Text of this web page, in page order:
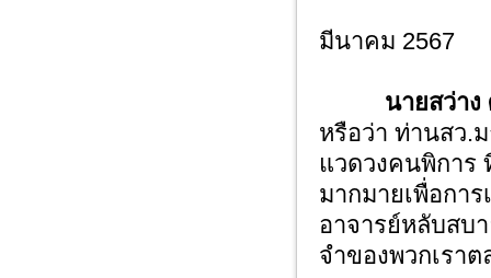
มีนาคม 2567
นายสว่า
หรือว่า ท่านสว.
แวดวงคนพิการ
มากมายเพื่อกา
อาจารย์หลับสบ
จำของพวกเราต